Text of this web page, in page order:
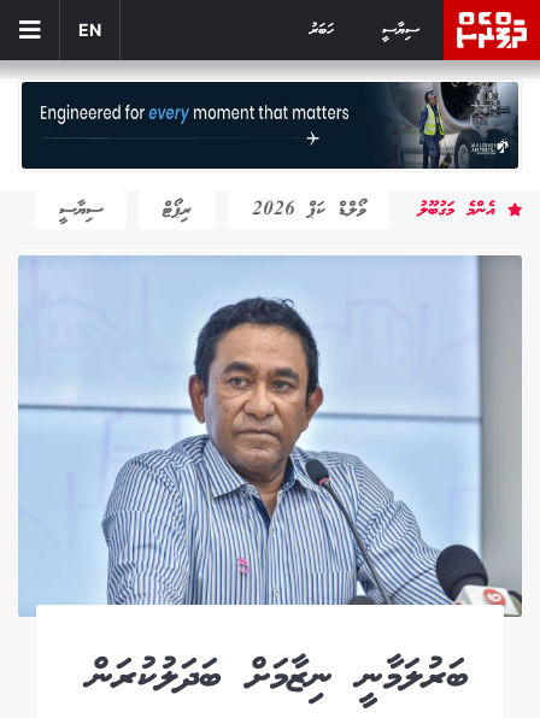
ސިޔާސީ ހަބަރު EN
އެންމެ މަގުބޫލު ވޯލްޑް ކަޕް 2026 ރިޕޯޓް ސިޔާސީ
ބަރުލަމާނީ ނިޒާމަށް ބަދަލުކުރަން